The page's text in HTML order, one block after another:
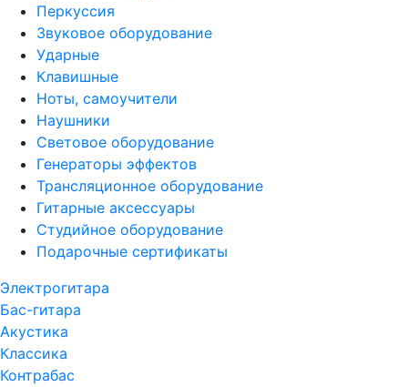
Перкуссия
Звуковое оборудование
Ударные
Клавишные
Ноты, самоучители
Наушники
Световое оборудование
Генераторы эффектов
Трансляционное оборудование
Гитарные аксессуары
Студийное оборудование
Подарочные сертификаты
Электрогитара
Бас-гитара
Акустика
Классика
Контрабас